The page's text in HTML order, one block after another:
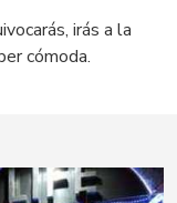
irás a la
cómoda.